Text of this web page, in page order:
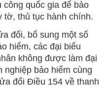
công quốc gia để bảo
tờ, thủ tục hành chính.
đổi, bổ sung một số
hiểm, các đại biểu
không được làm đại
nghiệp bảo hiểm cùng
đổi Điều 154 về thanh